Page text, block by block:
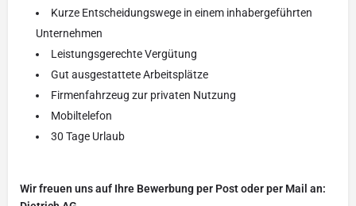
Kurze Entscheidungswege in einem inhabergeführten
Unternehmen
Leistungsgerechte Vergütung
Gut ausgestattete Arbeitsplätze
Firmenfahrzeug zur privaten Nutzung
Mobiltelefon
30 Tage Urlaub
Wir freuen uns auf Ihre Bewerbung per Post oder per Mail an: